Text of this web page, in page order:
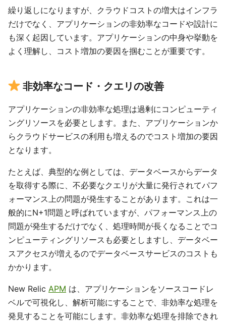
繰り返しになりますが、クラウドコストの増大はインフラ
だけでなく、アプリケーションの非効率なコードや設計に
も深く起因しています。アプリケーションの中身や挙動を
よく理解し、コスト増加の要因を掴むことが重要です。
非効率なコード・クエリの改善
アプリケーションの非効率な処理は過剰にコンピューティ
ングリソースを必要とします。また、アプリケーションか
らクラウドサービスの利用も増えるのでコスト増加の要因
となります。
たとえば、典型的な例としては、データベースからデータ
を取得する際に、不必要なクエリが大量に発行されてパフ
ォーマンス上の問題が発生することがあります。これは一
般的にN+1問題と呼ばれていますが、パフォーマンス上の
問題が発生するだけでなく、処理時間が長くなることでコ
ンピューティングリソースも必要としますし、データベー
スアクセスが増えるのでデータベースサービスのコストも
かかります。
New Relic APM は、アプリケーションをソースコードレ
ベルで可視化し、解析可能にすることで、非効率な処理を
発見することを可能にします。非効率な処理を排除できれ